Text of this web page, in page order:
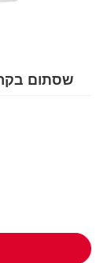
שסתום